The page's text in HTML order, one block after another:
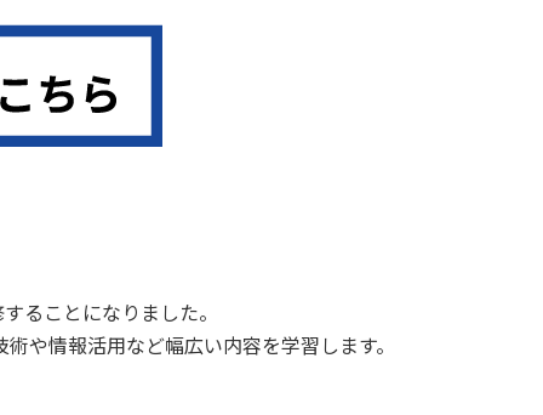
ることになりました。
や情報活用など幅広い内容を学習します。